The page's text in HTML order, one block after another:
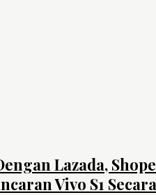
Lazada,
Vivo S1